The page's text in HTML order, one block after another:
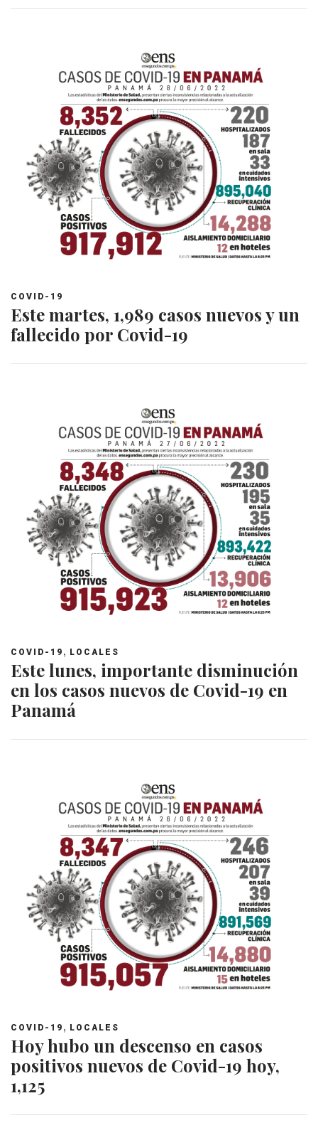
COVID-19
Este martes, 1,989 casos nuevos y un
fallecido por Covid-19
COVID-19 , LOCALES
Este lunes, importante disminución
en los casos nuevos de Covid-19 en
Panamá
COVID-19 , LOCALES
Hoy hubo un descenso en casos
positivos nuevos de Covid-19 hoy,
1,125